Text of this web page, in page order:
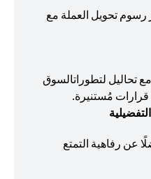
وادخر رسوم تحويل العملة مع
تحاليل لتطوراتالسوق
قرارات مُستنيرة.
عن رفاهية التمتع